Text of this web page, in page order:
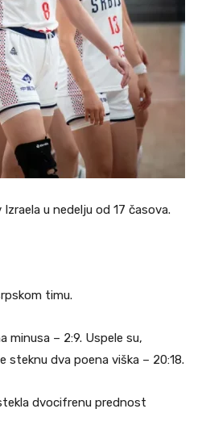
u nedelju od 17 časova.
timu.
minusa – 2:9. Uspele su,
dva poena viška – 20:18.
dvocifrenu prednost